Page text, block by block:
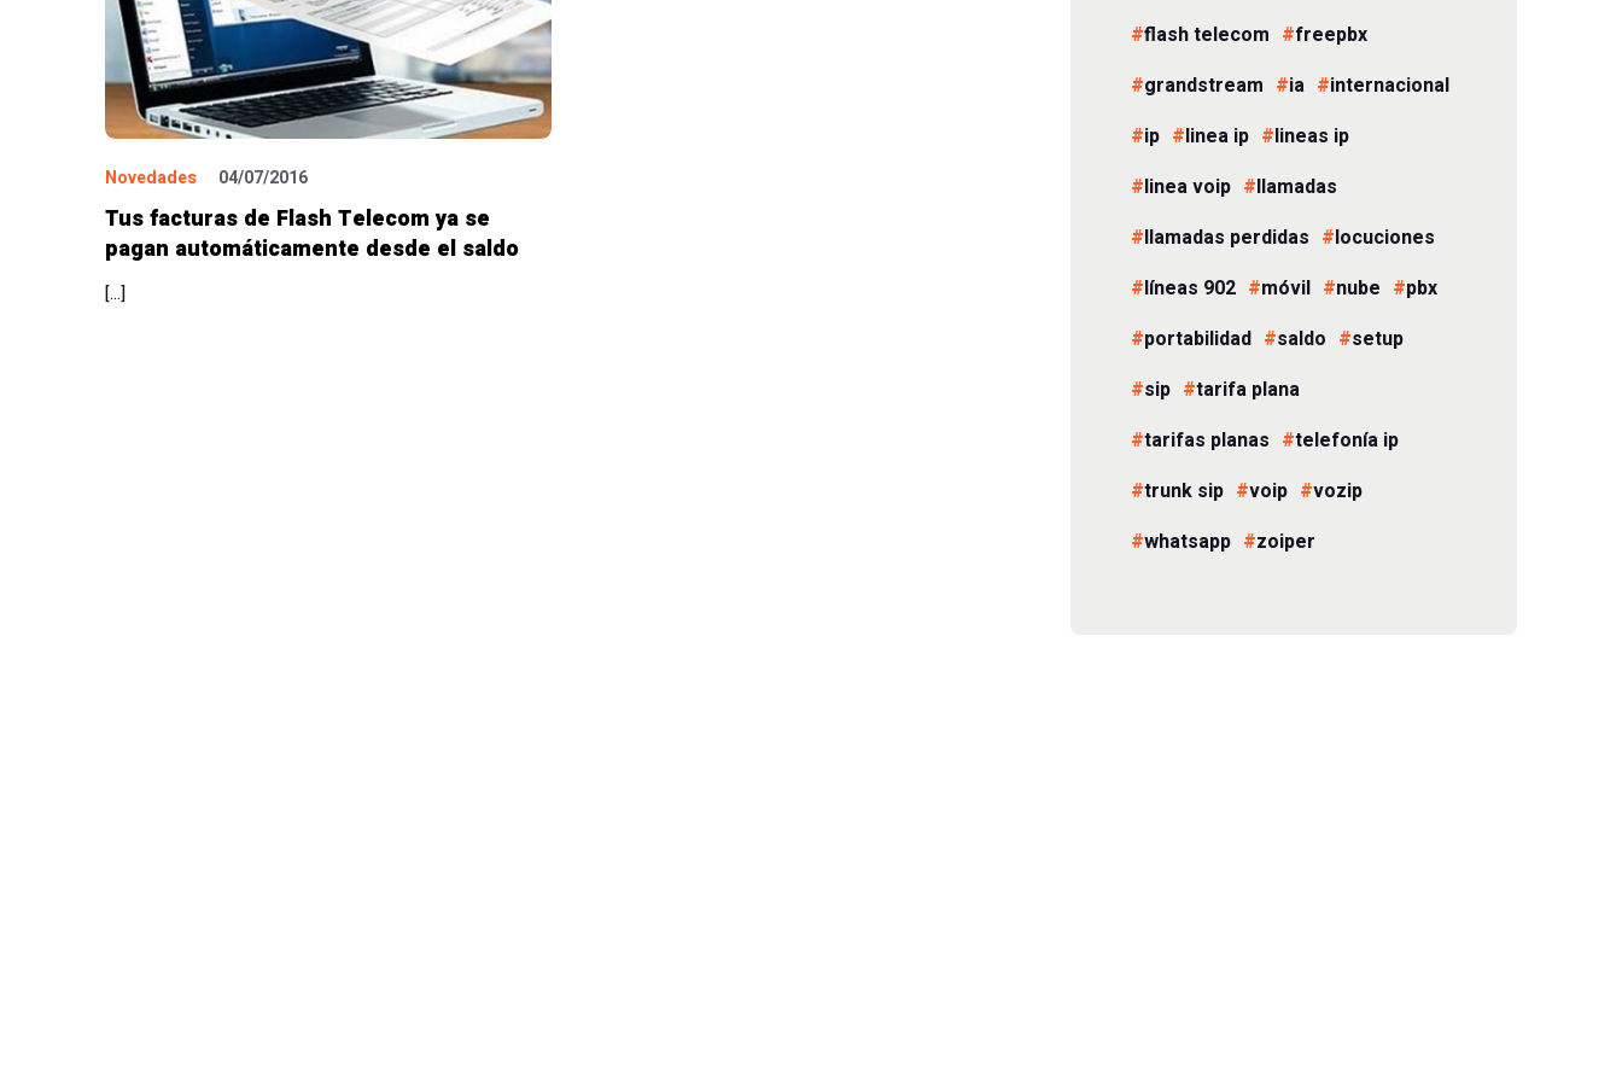
Novedades 04/07/2016
Tus facturas de Flash Telecom ya se
pagan automáticamente desde el saldo
[…]
flash telecom
freepbx
grandstream
ia
internacional
ip
linea ip
lineas ip
linea voip
llamadas
llamadas perdidas
locuciones
líneas 902
móvil nube
pbx
portabilidad
saldo
setup
sip
tarifa plana
tarifas planas
telefonía ip
trunk sip
voip
vozip
whatsapp
zoiper